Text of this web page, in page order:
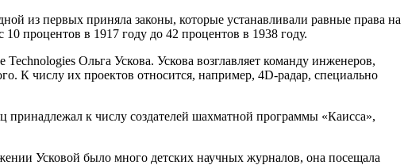
из первых приняла законы, которые устанавливали равные права на
процентов в 1917 году до 42 процентов в 1938 году.
Ольга Ускова. Ускова возглавляет команду инженеров,
К числу их проектов относится, например, 4D-радар, специально
принадлежал к числу создателей шахматной программы «Каисса»,
Усковой было много детских научных журналов, она посещала